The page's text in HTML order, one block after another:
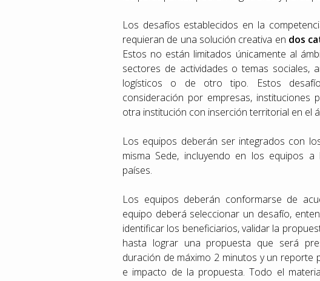
Los desafíos establecidos en la
requieran de una solución creativa en dos
Estos no están limitados únicamente al
sectores de actividades o temas sociales,
logísticos o de otro tipo. Estos
consideración por empresas, instituciones
otra institución con inserción territorial en el
Los equipos deberán ser integrados con
misma Sede, incluyendo en los equipos
países.
Los equipos deberán conformarse de
equipo deberá seleccionar un desafío,
identificar los beneficiarios, validar la
hasta lograr una propuesta que será
duración de máximo 2 minutos y un reporte
e impacto de la propuesta. Todo el